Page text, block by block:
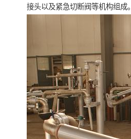
接头以及紧急切断阀等机构组成。